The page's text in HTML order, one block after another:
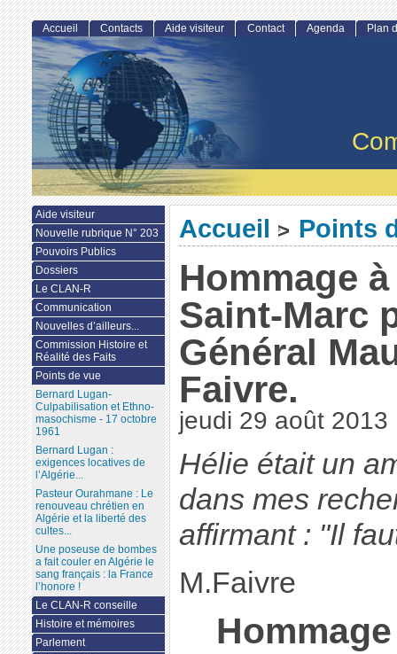
Accueil > Points
Hommage
Saint-Marc
Général
Faivre.
jeudi 29 août 2013
Hélie était un
dans mes
affirmant : "Il
M.Faivre
Accueil Contacts Aide visiteur Contact Agenda Plan
Aide visiteur
Nouvelle rubrique N° 203
Pouvoirs Publics
Dossiers
Le CLAN-R
Communication
Nouvelles d’ailleurs...
Commission Histoire et
Réalité des Faits
Points de vue
Bernard Lugan-
Culpabilisation et Ethno-
masochisme - 17 octobre
1961
Bernard Lugan :
exigences locatives de
l’Algérie...
Pasteur Ourahmane : Le
renouveau chrétien en
Algérie et la liberté des
cultes...
Une poseuse de bombes
a fait couler en Algérie le
sang français : la France
l’honore !
Le CLAN-R conseille
Histoire et mémoires
Parlement